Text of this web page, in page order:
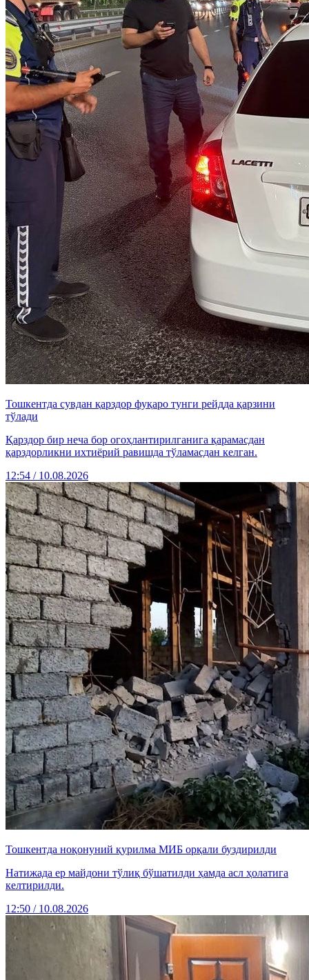
Тошкентда сувдан қарздор фуқаро тунги рейдда қарзини
тўлади
Қарздор бир неча бор огоҳлантирилганига қарамасдан
қарздорликни ихтиёрий равишда тўламасдан келган.
12:54 / 10.08.2026
Тошкентда ноқонуний қурилма МИБ орқали буздирилди
Натижада ер майдони тўлиқ бўшатилди ҳамда асл ҳолатига
келтирилди.
12:50 / 10.08.2026